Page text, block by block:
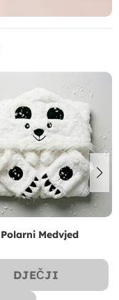
Polarni Medvjed
DJEČJI